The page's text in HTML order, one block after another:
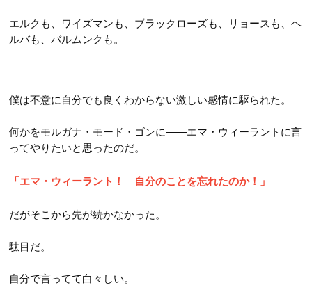
エルクも、ワイズマンも、ブラックローズも、リョースも、ヘ
ルバも、バルムンクも。
僕は不意に自分でも良くわからない激しい感情に駆られた。
何かをモルガナ・モード・ゴンに――エマ・ウィーラントに言
ってやりたいと思ったのだ。
「エマ・ウィーラント！ 自分のことを忘れたのか！」
だがそこから先が続かなかった。
駄目だ。
自分で言ってて白々しい。